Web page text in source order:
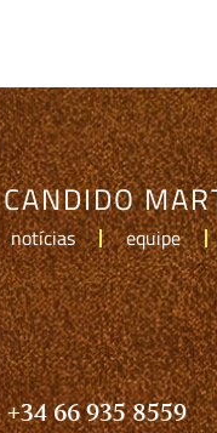
CANDIDO
notícias equipe
+34 66 935 8559